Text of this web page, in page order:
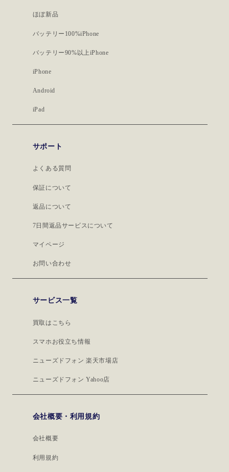
ほぼ新品
バッテリー100%iPhone
バッテリー90%以上iPhone
iPhone
Android
iPad
サポート
よくある質問
保証について
返品について
7日間返品サービスについて
マイページ
お問い合わせ
サービス一覧
買取はこちら
スマホお役立ち情報
ニューズドフォン 楽天市場店
ニューズドフォン Yahoo店
会社概要・利用規約
会社概要
利用規約